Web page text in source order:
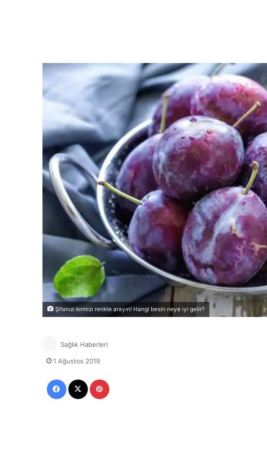
Şifanızı kırmızı renkte arayın! Hangi besin neye iyi gelir?
Sağlık Haberleri
1 Ağustos 2019